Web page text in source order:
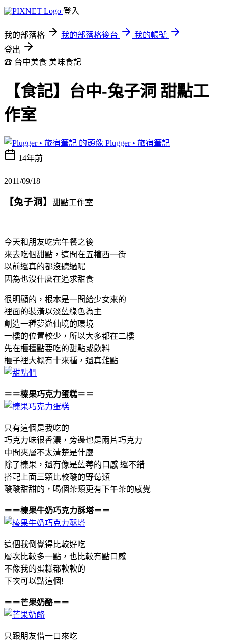
登入
我的部落格 我的部落格後台
我的帳號
登出
☎ 台中美食 美味食記
【食記】台中-兔子洞 甜點工
作室
Plugger • 旅宿筆記
14年前
2011/09/18
【兔子洞】 甜點工作室
今天和朋友吃完午餐之後
來去吃個甜點，這間在五權西一街
以前還真的都沒聽過呢
因為也沒什麼在追求甜食
很明顯的，根本是一間給少女來的
裡面的裝潢以淡藍綠色為主
創造一種夢遊仙境的環境
一樓的位置較少，所以大多都在二樓
先在櫃檯點要吃的甜點或飲料
櫃子裡大概有十來種，還真難點
＝＝榛果巧克力蛋糕＝＝
只有這個是我吃的
巧克力味很香濃，旁邊也是兩片巧克力
中間夾層不太清楚是什麼
除了榛果，還有像是藍莓的口感 還不錯
搭配上面三顆比較酸的野莓類
酸酸甜甜的，喝個茶類更有下午茶的感覺
＝＝榛果牛奶巧克力酥塔＝＝
這個我倒覺得比較好吃
層次比較多一點，也比較有點口感
不像我的蛋糕都軟軟的
下次可以點這個!
＝＝芒果奶酪＝＝
只跟朋友借一口來吃